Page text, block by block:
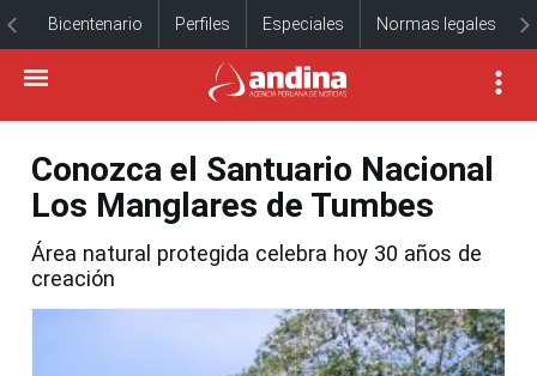
Bicentenario Perfiles Especiales Normas legales
Conozca el Santuario Nacional
Los Manglares de Tumbes
Área natural protegida celebra hoy 30 años de
creación